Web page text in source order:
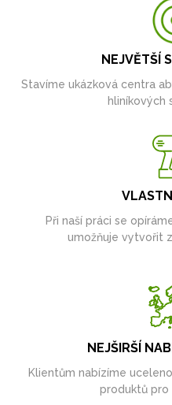
NEJVĚTŠÍ
Stavíme ukázková centra
hliníkových
Při naší práci se
umožňuje vytvořit
NEJŠIRŠÍ
Klientům nabízíme
produktů pro